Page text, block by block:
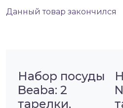
Данный товар закончился
Набор посуды
Beaba: 2
тарелки,